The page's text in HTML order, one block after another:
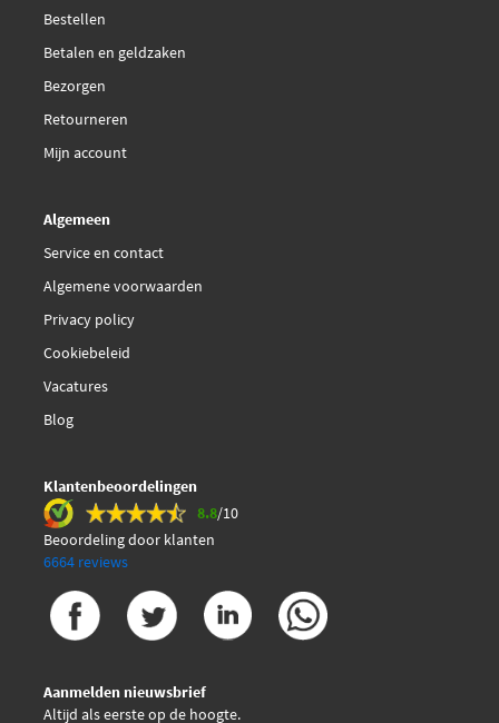
Bestellen
Betalen en geldzaken
Bezorgen
Retourneren
Mijn account
Algemeen
Service en contact
Algemene voorwaarden
Privacy policy
Cookiebeleid
Vacatures
Blog
Klantenbeoordelingen
8.8/10
Beoordeling door klanten
6664 reviews
Aanmelden nieuwsbrief
Altijd als eerste op de hoogte.